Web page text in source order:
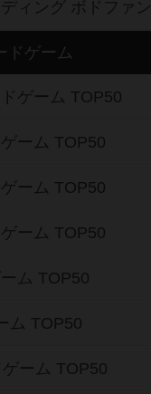
ィング ボドファン
ドゲーム
ゲーム TOP50
ーム TOP50
ーム TOP50
ーム TOP50
ム TOP50
ム TOP50
ーム TOP50